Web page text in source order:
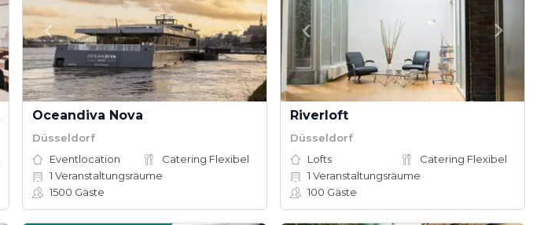
Oceandiva Nova
Düsseldorf
Eventlocation
Catering Flexibel
1 Veranstaltungsräume
1500 Gäste
Riverloft
Düsseldorf
Lofts
Catering Flexibel
1 Veranstaltungsräume
100 Gäste